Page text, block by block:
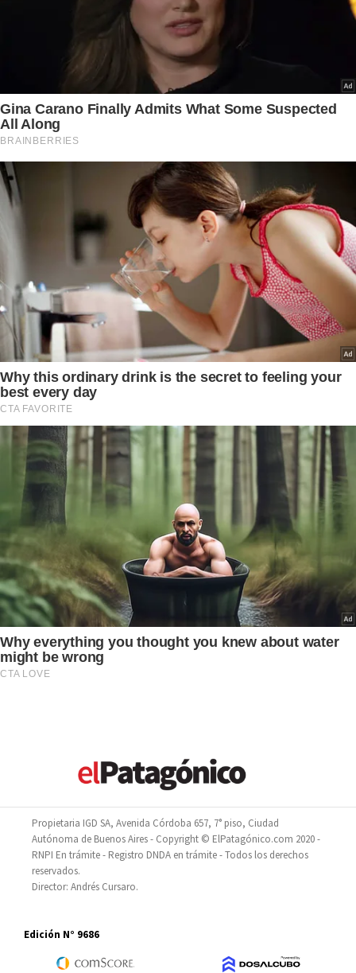
Propietaria IGD SA, Avenida Córdoba 657, 7° piso, Ciudad
Autónoma de Buenos Aires - Copyright © ElPatagónico.com 2020 -
RNPI En trámite - Registro DNDA en trámite - Todos los derechos
reservados.
Director: Andrés Cursaro.
Edición N° 9686